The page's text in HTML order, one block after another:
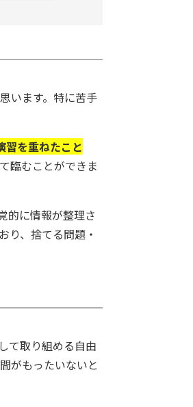
います。特に苦手
習を重ねたこと
臨むことができま
的に情報が整理さ
り、捨てる問題・
て取り組める自由
がもったいないと